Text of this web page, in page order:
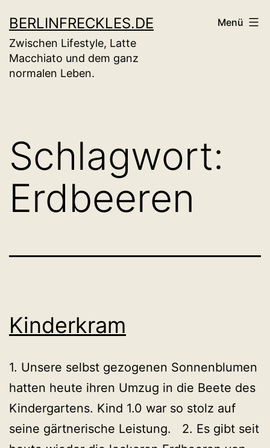
Inhalt
springen
BERLINFRECKLES.DE
Zwischen Lifestyle, Latte
Macchiato und dem ganz
normalen Leben.
Menü
Schlagwort:
Erdbeeren
Kinderkram
1. Unsere selbst gezogenen Sonnenblumen
hatten heute ihren Umzug in die Beete des
Kindergartens. Kind 1.0 war so stolz auf
seine gärtnerische Leistung. 2. Es gibt seit